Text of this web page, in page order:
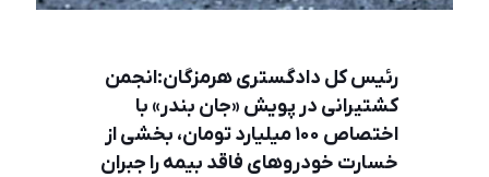
رئیس کل دادگستری هرمزگان:انجمن
کشتیرانی در پویش «جان بندر» با
اختصاص ۱۰۰ میلیارد تومان، بخشی از
خسارت خودروهای فاقد بیمه را جبران